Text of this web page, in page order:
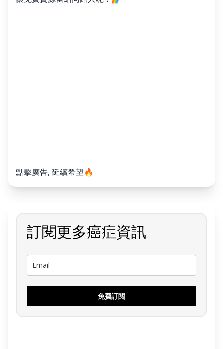
點擊廣告, 延續希望🔥
訂閱更多癌症資訊
免費訂閱